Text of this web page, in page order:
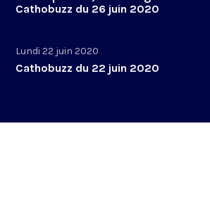
Cathobuzz du 26 juin 2020
Lundi 22 juin 2020
Cathobuzz du 22 juin 2020